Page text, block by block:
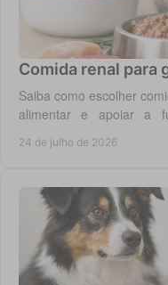
Comida renal para
Saiba como escolher
alimentar e apoiar a
24 de julho de 2026